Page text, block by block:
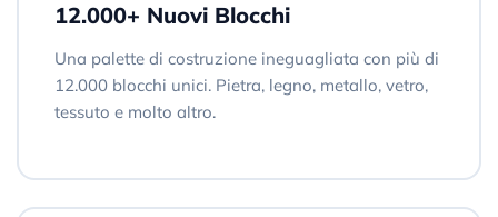
12.000+ Nuovi Blocchi
Una palette di costruzione ineguagliata con più di
12.000 blocchi unici. Pietra, legno, metallo, vetro,
tessuto e molto altro.